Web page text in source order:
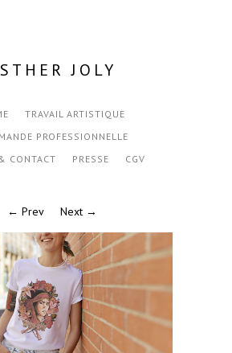
JOLY
TRAVAIL ARTISTIQUE
PROFESSIONNELLE
CONTACT
PRESSE CGV
← Prev Next →